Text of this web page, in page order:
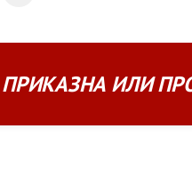
ПРИКАЗНА ИЛИ